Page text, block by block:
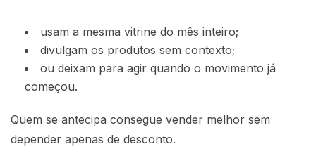
usam a mesma vitrine do mês inteiro;
divulgam os produtos sem contexto;
ou deixam para agir quando o movimento já
começou.
Quem se antecipa consegue vender melhor sem
depender apenas de desconto.